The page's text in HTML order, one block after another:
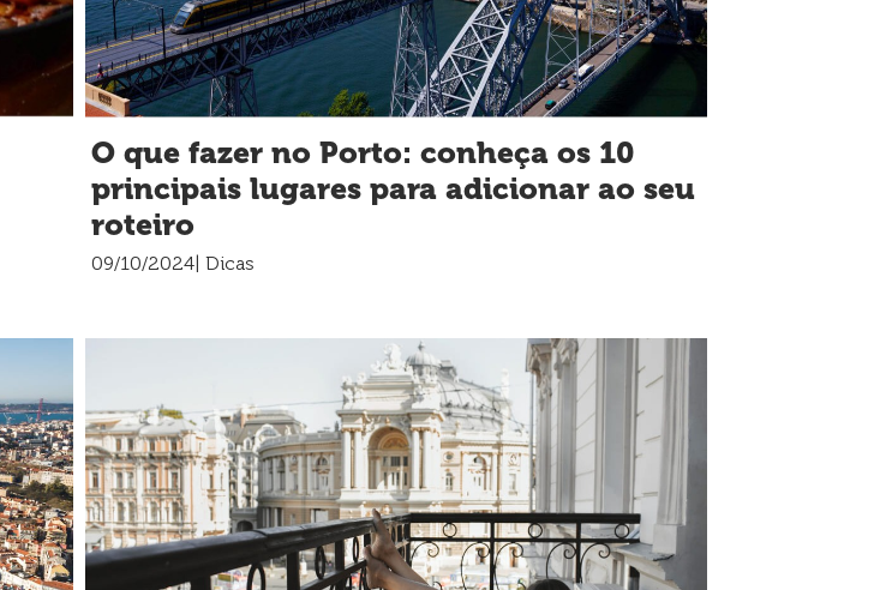
O que fazer no Porto: conheça os 10
principais lugares para adicionar ao seu
roteiro
09/10/2024| Dicas